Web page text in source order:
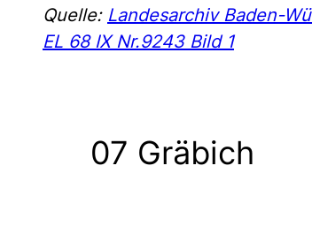
Quelle: Landesarchiv Baden-
EL 68 IX Nr.9243 Bild 1
07 Gräbich